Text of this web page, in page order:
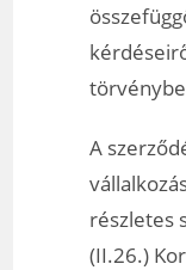
A
részletes
(II.26.)